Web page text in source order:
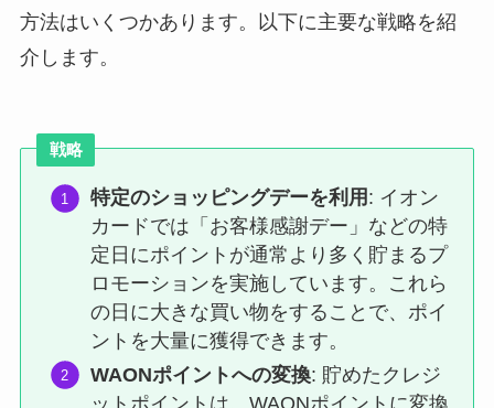
方法はいくつかあります。以下に主要な戦略を紹
介します。
戦略
特定のショッピングデーを利用 : イオン
カードでは「お客様感謝デー」などの特
定日にポイントが通常より多く貯まるプ
ロモーションを実施しています。これら
の日に大きな買い物をすることで、ポイ
ントを大量に獲得できます。
WAONポイントへの変換: 貯めたクレジ
ットポイントは、WAONポイントに変換